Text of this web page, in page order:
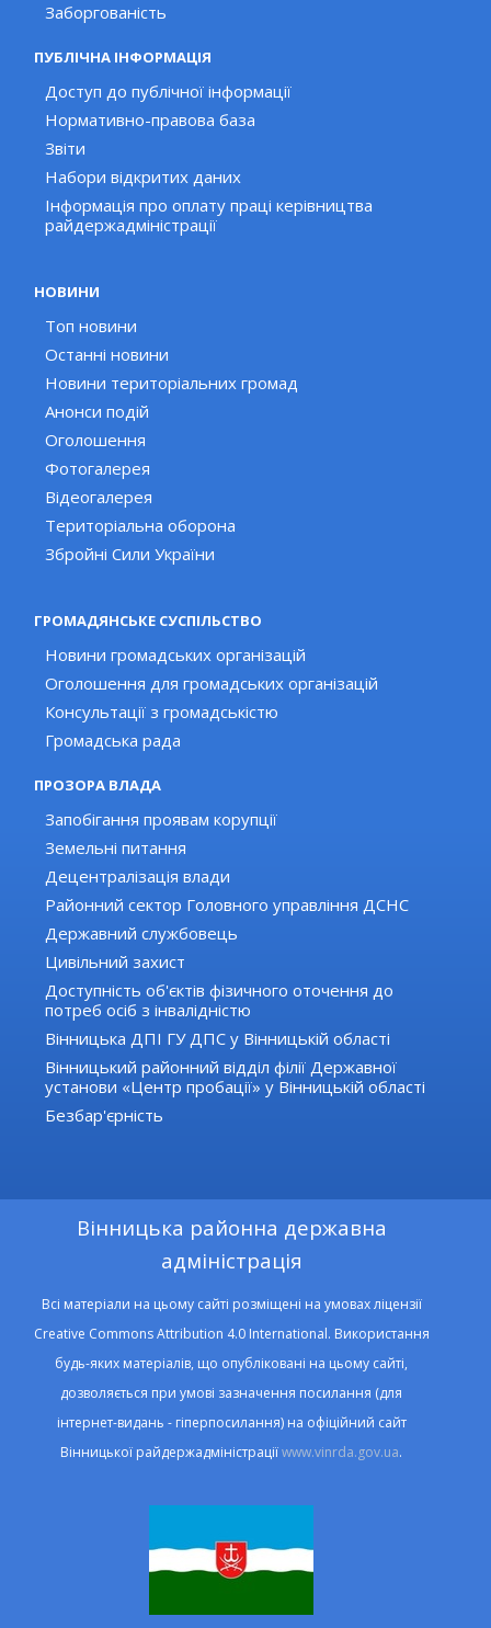
Заборгованість
ПУБЛІЧНА ІНФОРМАЦІЯ
Доступ до публічної інформації
Нормативно-правова база
Звіти
Набори відкритих даних
Інформація про оплату праці керівництва
райдержадміністрації
НОВИНИ
Топ новини
Останні новини
Новини територіальних громад
Анонси подій
Оголошення
Фотогалерея
Відеогалерея
Територіальна оборона
Збройні Сили України
ГРОМАДЯНСЬКЕ СУСПІЛЬСТВО
Новини громадських організацій
Оголошення для громадських організацій
Консультації з громадськістю
Громадська рада
ПРОЗОРА ВЛАДА
Запобігання проявам корупції
Земельні питання
Децентралізація влади
Районний сектор Головного управління ДСНС
Державний службовець
Цивільний захист
Доступність об'єктів фізичного оточення до
потреб осіб з інвалідністю
Вінницька ДПІ ГУ ДПС у Вінницькій області
Вінницький районний відділ філії Державної
установи «Центр пробації» у Вінницькій області
Безбар'єрність
Вінницька районна державна
адміністрація
Всі матеріали на цьому сайті розміщені на умовах ліцензії
Creative Commons Attribution 4.0 International. Використання
будь-яких матеріалів, що опубліковані на цьому сайті,
дозволяється при умові зазначення посилання (для
інтернет-видань - гіперпосилання) на офіційний сайт
Вінницької райдержадміністраціїwww.vinrda.gov.ua.